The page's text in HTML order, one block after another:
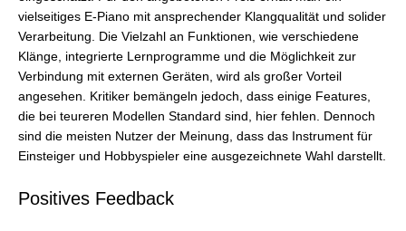
vielseitiges E-Piano mit ansprechender Klangqualität und solider
Verarbeitung. Die Vielzahl an Funktionen, wie verschiedene
Klänge, integrierte Lernprogramme und die Möglichkeit zur
Verbindung mit externen Geräten, wird als großer Vorteil
angesehen. Kritiker bemängeln jedoch, dass einige Features,
die bei teureren Modellen Standard sind, hier fehlen. Dennoch
sind die meisten Nutzer der Meinung, dass das Instrument für
Einsteiger und Hobbyspieler eine ausgezeichnete Wahl darstellt.
Positives Feedback